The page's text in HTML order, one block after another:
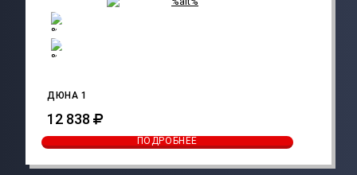
ДЮНА 1
12 838
ПОДРОБНЕЕ